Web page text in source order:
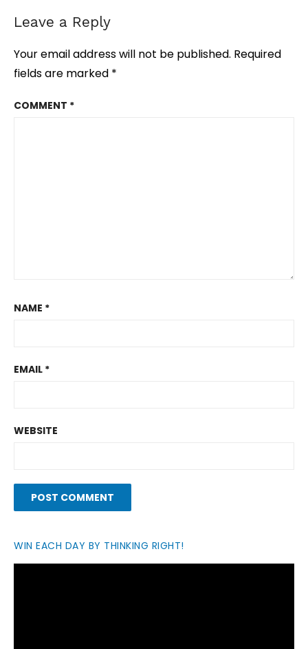
Leave a Reply
Your email address will not be published. Required
fields are marked *
COMMENT *
NAME *
EMAIL *
WEBSITE
WIN EACH DAY BY THINKING RIGHT!